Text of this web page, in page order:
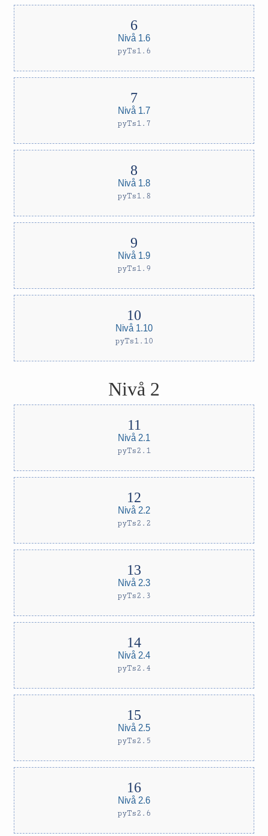
Nivå 1.6
pyTs1.6
Nivå 1.7
pyTs1.7
Nivå 1.8
pyTs1.8
Nivå 1.9
pyTs1.9
Nivå 1.10
pyTs1.10
Nivå 2
Nivå 2.1
pyTs2.1
Nivå 2.2
pyTs2.2
Nivå 2.3
pyTs2.3
Nivå 2.4
pyTs2.4
Nivå 2.5
pyTs2.5
Nivå 2.6
pyTs2.6